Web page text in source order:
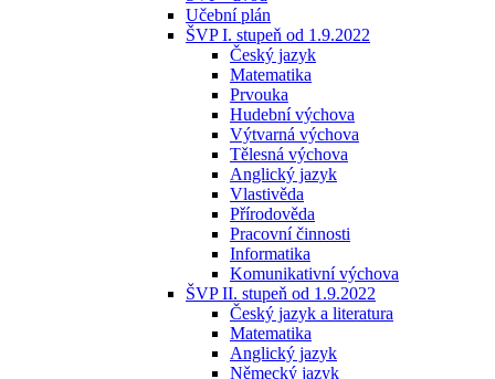
Učební plán
ŠVP I. stupeň od 1.9.2022
Český jazyk
Matematika
Prvouka
Hudební výchova
Výtvarná výchova
Tělesná výchova
Anglický jazyk
Vlastivěda
Přírodověda
Pracovní činnosti
Informatika
Komunikativní výchova
ŠVP II. stupeň od 1.9.2022
Český jazyk a literatura
Matematika
Anglický jazyk
Německý jazyk